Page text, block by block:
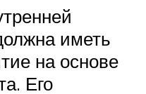
иметь
на основе
Его